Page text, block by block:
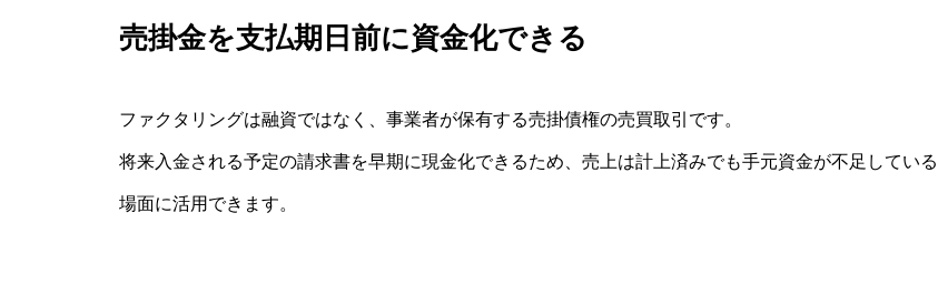
売掛金を支払期日前に資金化できる
ファクタリングは融資ではなく、事業者が保有する売掛債権の売買取引です。
将来入金される予定の請求書を早期に現金化できるため、売上は計上済みでも手元資金が不足している
場面に活用できます。